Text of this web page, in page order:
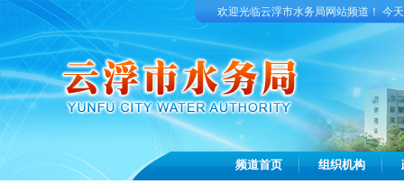
欢迎光临云浮市水务局网站频道！ 今
频道首页 组织机构